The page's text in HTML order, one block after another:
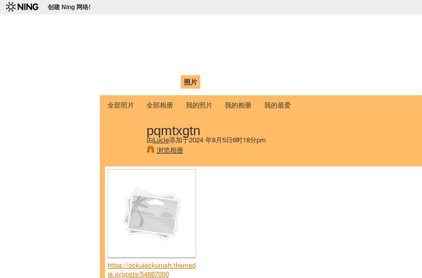
创建 Ning 网络!
照片
全部照片 全部相册 我的照片 我的相册 我的最爱
pqmtxgtn
由Lucie添加于2024 年8月5日6时18分pm
浏览相册
https://ockujeckurush.themed
ia.jp/posts/54887000